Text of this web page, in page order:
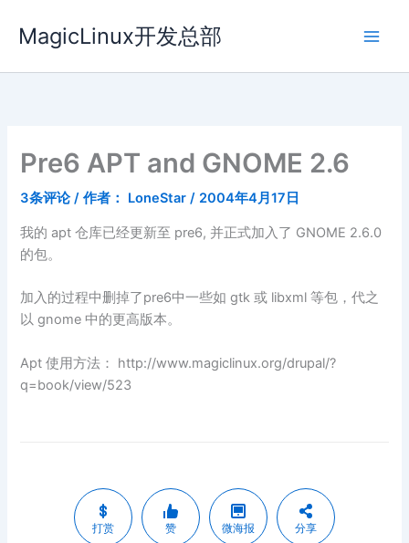
容
MagicLinux开发总部
Pre6 APT and GNOME 2.6
3条评论 / 作者： LoneStar/ 2004年4月17日
我的 apt 仓库已经更新至 pre6, 并正式加入了 GNOME 2.6.0
的包。
加入的过程中删掉了pre6中一些如 gtk 或 libxml 等包，代之
以 gnome 中的更高版本。
Apt 使用方法： http://www.magiclinux.org/drupal/?
q=book/view/523
打赏 赞 微海报 分享